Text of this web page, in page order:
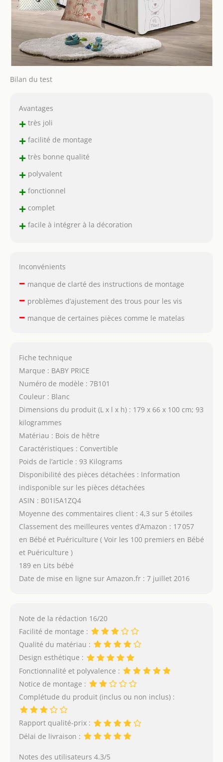
Bilan du test
Avantages
+très joli
+facilité de montage
+très bonne qualité
+polyvalent
+fonctionnel
+complet
+facile à intégrer à la décoration
Inconvénients
– manque de clarté des instructions de montage
– problèmes d’ajustement des trous pour les vis
– manque de certaines pièces comme le matelas
Fiche technique
Marque : BABY PRICE
Numéro de modèle : 7B101
Couleur : Blanc
Dimensions du produit (L x l x h) : 179 x 66 x 100 cm; 93
kilogrammes
Matériau : Bois de hêtre
Caractéristiques : Convertible
Poids de l’article : 93 Kilograms
Disponibilité des pièces détachées : Information
indisponible sur les pièces détachées
ASIN : B01I5A1ZQ4
Moyenne des commentaires client : 4,3 sur 5 étoiles
Classement des meilleures ventes d’Amazon : 17 057
en Bébé et Puériculture ( Voir les 100 premiers en Bébé
et Puériculture )
189 en Lits bébé
Date de mise en ligne sur Amazon.fr : 7 juillet 2016
Note de la rédaction 16/20
Facilité de montage :
Qualité du matériau :
Design esthétique :
Fonctionnalité et polyvalence :
Notice de montage :
Complétude du produit (inclus ou non inclus) :
Rapport qualité-prix :
Délai de livraison :
Notes des utilisateurs 4.3/5